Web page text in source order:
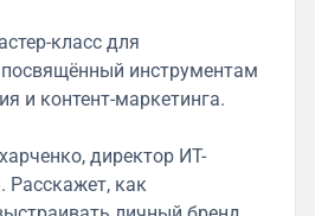
класс для
инструментам
и контент-маркетинга.
директор ИТ-
Расскажет, как